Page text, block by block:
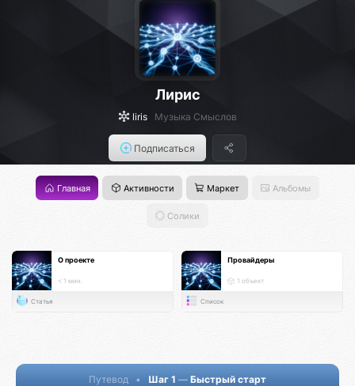
Лирис
liris Музыка Смыслов
Подписаться
Главная Активности Маркет Альбомы
Солики
О проекте
< 1 мин.
Статья
Провайдеры
1 объект
Список
Путевод • Шаг 1 — Быстрый старт